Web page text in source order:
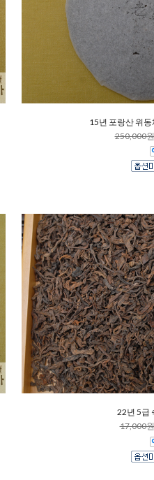
15년 포랑산 위
250,000원
22년 5급
17,000원